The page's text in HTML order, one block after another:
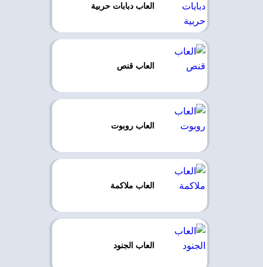
العاب دبابات حربية
العاب قنص
العاب روبوت
العاب ملاكمة
العاب الجنود